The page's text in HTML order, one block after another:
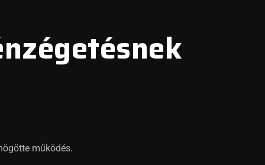
működés.